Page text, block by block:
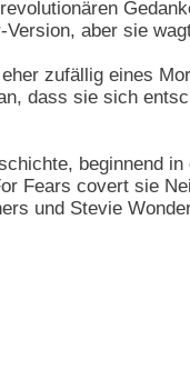
aber sie
zufällig eines
dass sie sich
beginnend
Fears covert sie
und Stevie